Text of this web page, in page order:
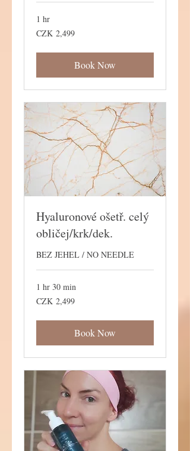
1 hr
2,499
Czech
CZK 2,499
Book Now
Hyaluronové ošetř. celý
obličej/krk/dek.
BEZ JEHEL / NO NEEDLE
1 hr 30 min
2,499
Czech
CZK 2,499
Book Now